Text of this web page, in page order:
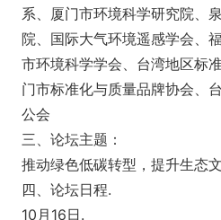
系、厦门市环境科学研究院、
院、国际大气环境遥感学会、
市环境科学学会、台湾地区标
门市标准化与质量品牌协会、
公会
三、论坛主题：
推动绿色低碳转型，提升生态
四、论坛日程.
10月16日.